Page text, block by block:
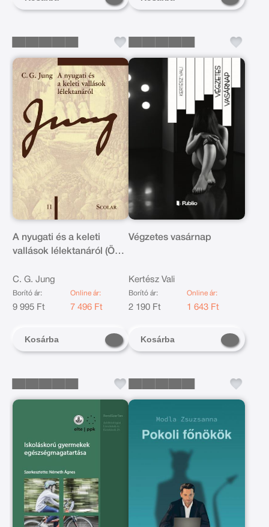
A nyugati és a keleti
vallások lélektanáról (ÖM
C. G. Jung
Borító ár:
9 995 Ft
Online ár:
7 496 Ft
Kosárba
Végzetes vasárnap
Kertész Vali
Borító ár:
2 190 Ft
Online ár:
1 643 Ft
Kosárba